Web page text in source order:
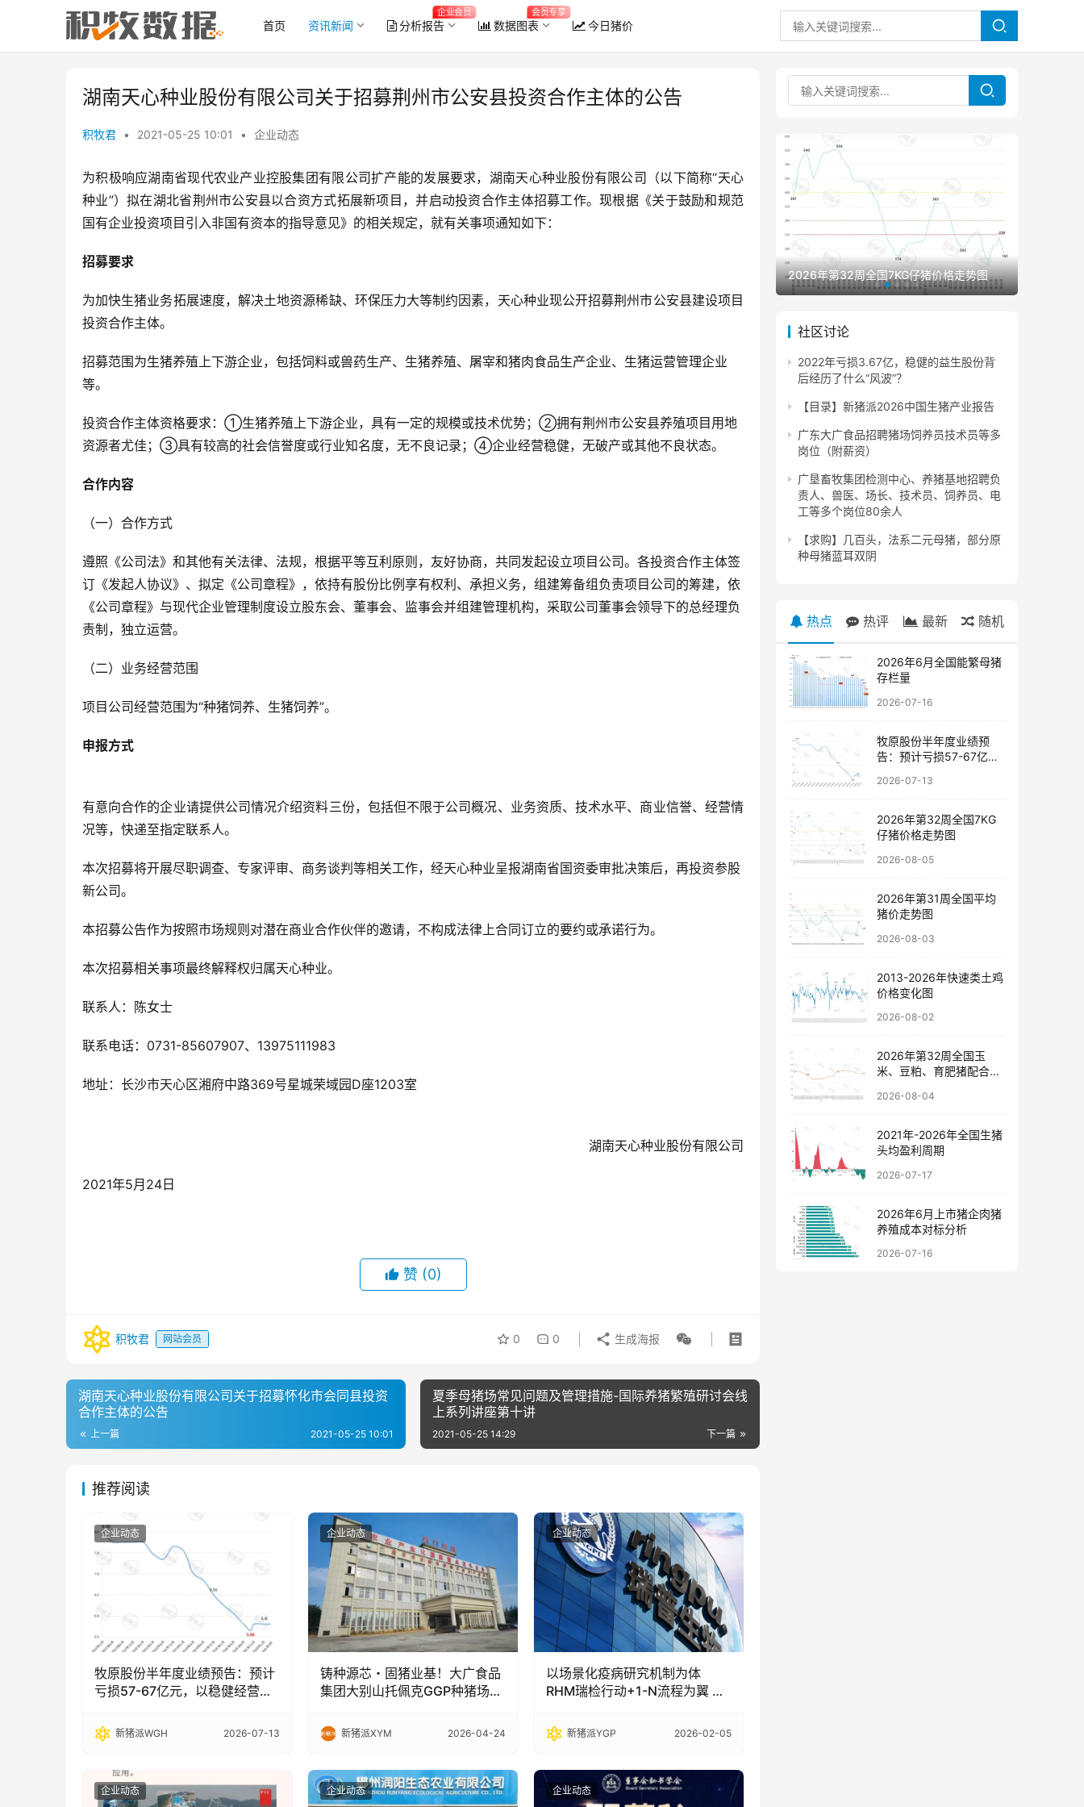
首页 资讯新闻 分析报告
企业会员
数据图表
会员专享
今日猪价
湖南天心种业股份有限公司关于招募荆州市公安县投资合作主体的公告
积牧君 • 2021-05-25 10:01 • 企业动态
为积极响应湖南省现代农业产业控股集团有限公司扩产能的发展要求，湖南天心种业股份有限公司（以下简称“天心
种业”）拟在湖北省荆州市公安县以合资方式拓展新项目，并启动投资合作主体招募工作。现根据《关于鼓励和规范
国有企业投资项目引入非国有资本的指导意见》的相关规定，就有关事项通知如下：
招募要求
为加快生猪业务拓展速度，解决土地资源稀缺、环保压力大等制约因素，天心种业现公开招募荆州市公安县建设项目
投资合作主体。
招募范围为生猪养殖上下游企业，包括饲料或兽药生产、生猪养殖、屠宰和猪肉食品生产企业、生猪运营管理企业
等。
投资合作主体资格要求：①生猪养殖上下游企业，具有一定的规模或技术优势；②拥有荆州市公安县养殖项目用地
资源者尤佳；③具有较高的社会信誉度或行业知名度，无不良记录；④企业经营稳健，无破产或其他不良状态。
合作内容
（一）合作方式
遵照《公司法》和其他有关法律、法规，根据平等互利原则，友好协商，共同发起设立项目公司。各投资合作主体签
订《发起人协议》、拟定《公司章程》，依持有股份比例享有权利、承担义务，组建筹备组负责项目公司的筹建，依
《公司章程》与现代企业管理制度设立股东会、董事会、监事会并组建管理机构，采取公司董事会领导下的总经理负
责制，独立运营。
（二）业务经营范围
项目公司经营范围为“种猪饲养、生猪饲养”。
申报方式
有意向合作的企业请提供公司情况介绍资料三份，包括但不限于公司概况、业务资质、技术水平、商业信誉、经营情
况等，快递至指定联系人。
本次招募将开展尽职调查、专家评审、商务谈判等相关工作，经天心种业呈报湖南省国资委审批决策后，再投资参股
新公司。
本招募公告作为按照市场规则对潜在商业合作伙伴的邀请，不构成法律上合同订立的要约或承诺行为。
本次招募相关事项最终解释权归属天心种业。
联系人：陈女士
联系电话：0731-85607907、13975111983
地址：长沙市天心区湘府中路369号星城荣域园D座1203室
湖南天心种业股份有限公司
2021年5月24日
赞 (0)
积牧君 网站会员 0 0 生成海报
湖南天心种业股份有限公司关于招募怀化市会同县投资
合作主体的公告
上一篇 2021-05-25 10:01
夏季母猪场常见问题及管理措施-国际养猪繁殖研讨会线
上系列讲座第十讲
下一篇
2021-05-25 14:29
推荐阅读
企业动态
牧原股份半年度业绩预告：预计
亏损57-67亿元，以稳健经营穿
新猪派WGH 2026-07-13
企业动态
铸种源芯・固猪业基！大广食品
集团大别山托佩克GGP种猪场赋
新猪派XYM 2026-04-24
企业动态
以场景化疫病研究机制为体
RHM瑞检行动+1-N流程为翼 瑞
实客户价值根基
新猪派YGP 2026-02-05
企业动态 企业动态 企业动态
2026年第32周全国7KG仔猪价格走势图
社区讨论
2022年亏损3.67亿，稳健的益生股份背
后经历了什么“风波”？
【目录】新猪派2026中国生猪产业报告
广东大广食品招聘猪场饲养员技术员等多
岗位（附薪资）
广垦畜牧集团检测中心、养猪基地招聘负
责人、兽医、场长、技术员、饲养员、电
工等多个岗位80余人
【求购】几百头，法系二元母猪，部分原
种母猪蓝耳双阴
热点 热评 最新 随机
2026年6月全国能繁母猪
存栏量
2026-07-16
牧原股份半年度业绩预
告：预计亏损57-67亿
波动
2026-07-13
2026年第32周全国7KG
仔猪价格走势图
2026-08-05
2026年第31周全国平均
猪价走势图
2026-08-03
2013-2026年快速类土鸡
价格变化图
2026-08-02
2026年第32周全国玉
米、豆粕、育肥猪配合饲
2026-08-04
2021年-2026年全国生猪
头均盈利周期
2026-07-17
2026年6月上市猪企肉猪
养殖成本对标分析
2026-07-16